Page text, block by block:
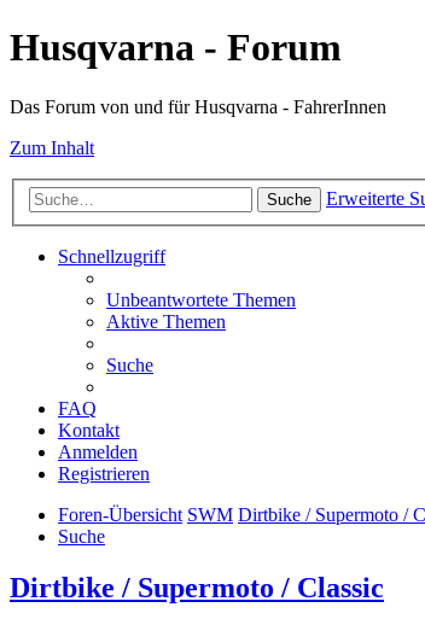
Husqvarna - Forum
Das Forum von und für Husqvarna - FahrerInnen
Zum Inhalt
Suche Erweiterte
Schnellzugriff
Unbeantwortete Themen
Aktive Themen
Suche
FAQ
Kontakt
Anmelden
Registrieren
Foren-Übersicht SWM Dirtbike / Supermoto /
Suche
Dirtbike / Supermoto / Classic